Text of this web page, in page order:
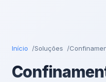
Início Soluções